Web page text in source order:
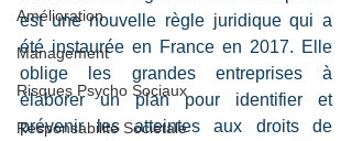
Amélioration
Management
Risques Psycho Sociaux
Responsabilité Sociétale
est une nouvelle règle juridique qui a
été instaurée en France en 2017. Elle
oblige les grandes entreprises à
élaborer un plan pour identifier et
prévenir les atteintes aux droits de